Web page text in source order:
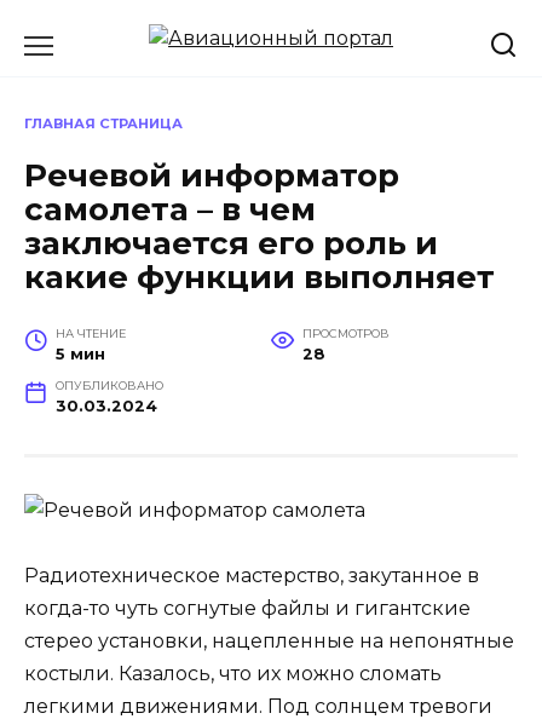
ГЛАВНАЯ СТРАНИЦА
Речевой информатор
самолета – в чем
заключается его роль и
какие функции выполняет
НА ЧТЕНИЕ
5 мин
ПРОСМОТРОВ
28
ОПУБЛИКОВАНО
30.03.2024
Радиотехническое мастерство, закутанное в
когда-то чуть согнутые файлы и гигантские
стерео установки, нацепленные на непонятные
костыли. Казалось, что их можно сломать
легкими движениями. Под солнцем тревоги